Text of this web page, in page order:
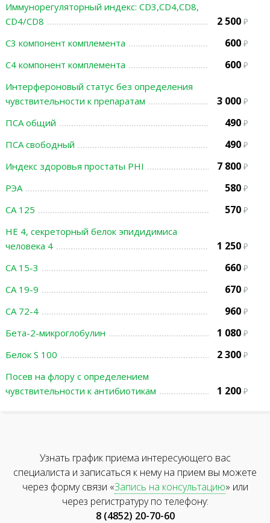
Иммунорегуляторный индекс: CD3,CD4,CD8,
CD4/CD8
2 500
С3 компонент комплемента 600
С4 компонент комплемента 600
Интерфероновый статус без определения
чувствительности к препаратам
3 000
ПСА общий 490
ПСА свободный 490
Индекс здоровья простаты PHI 7 800
РЭА 580
СА 125 570
НЕ 4, секреторный белок эпидидимиса
человека 4
1 250
СА 15-3 660
СА 19-9 670
СА 72-4 960
Бета-2-микроглобулин 1 080
Белок S 100 2 300
Посев на флору с определением
чувствительности к антибиотикам
1 200
Узнать график приема интересующего вас
специалиста и записаться к нему на прием вы можете
через форму связи «Запись на консультацию» или
через регистратуру по телефону:
8 (4852) 20-70-60